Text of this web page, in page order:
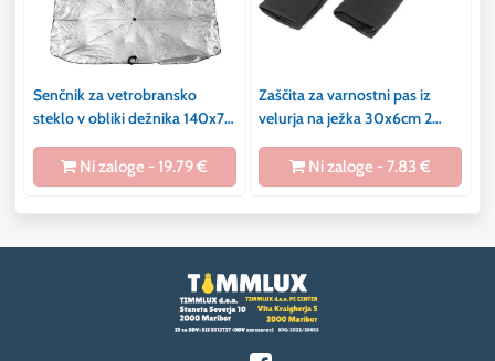
Senčnik za vetrobransko
steklo v obliki dežnika 140x79
Ni zaloge - 19.79 €
Zaščita za varnostni pas iz
velurja na ježka 30x6cm 2
Ni zaloge - 7.83 €